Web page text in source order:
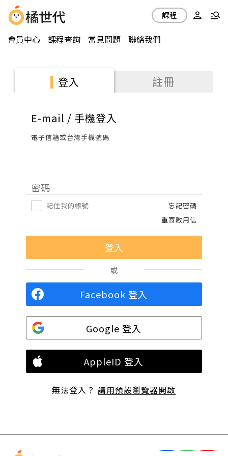
會員中心 課程查詢 常見問題 聯絡我們
課程
登入 註冊
E-mail / 手機登入
電子信箱或台灣手機號碼
密碼
記住我的帳號
忘記密碼
重寄啟用信
或
Facebook 登入
Google 登入
AppleID 登入
無法登入？請用預設瀏覽器開啟